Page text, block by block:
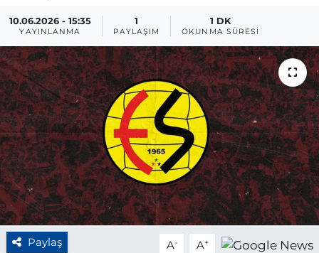
10.06.2026 - 15:35
YAYINLANMA
1
PAYLAŞIM
1 DK
OKUNMA SÜRESI
Paylaş A- A+
TEKNOLOJİ
BÖLGE
YAŞAM
DÜNYA
GENEL
GÜNCEL
RESMİ İLAN